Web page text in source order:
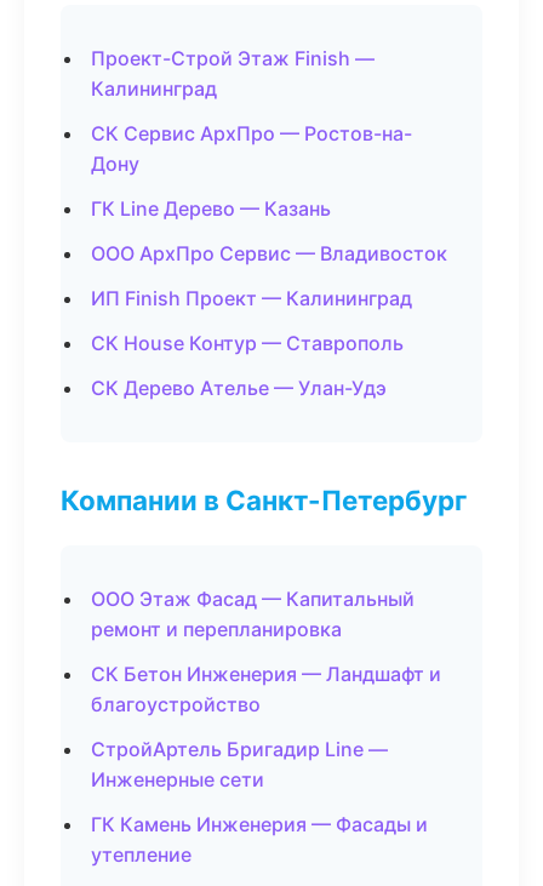
Проект-Строй Этаж Finish —
Калининград
СК Сервис АрхПро — Ростов-на-
Дону
ГК Line Дерево — Казань
ООО АрхПро Сервис — Владивосток
ИП Finish Проект — Калининград
СК House Контур — Ставрополь
СК Дерево Ателье — Улан-Удэ
Компании в Санкт-Петербург
ООО Этаж Фасад — Капитальный
ремонт и перепланировка
СК Бетон Инженерия — Ландшафт и
благоустройство
СтройАртель Бригадир Line —
Инженерные сети
ГК Камень Инженерия — Фасады и
утепление